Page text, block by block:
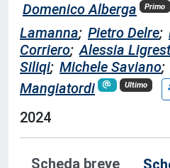
Domenico Alberga Primo
Lamanna; Pietro Delre;
Corriero; Alessia
Siliqi; Michele Saviano;
Mangiatordi
Ultimo
2024
Scheda breve